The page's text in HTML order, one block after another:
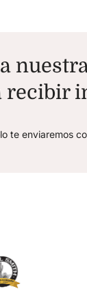
a
recibir
te enviaremos